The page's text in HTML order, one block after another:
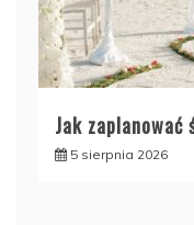
Jak
5 sierpnia 2026